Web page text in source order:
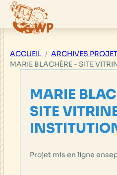
Aller
contenu
ACCUEIL ARCHIVES
MARIE BLACHÈRE – SITE
MARIE
SITE
Projet mis en ligne en